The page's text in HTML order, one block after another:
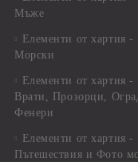
Мъже
Елементи от хартия -
Морски
Елементи от хартия
Врати, Прозорци,
Фенери
Елементи от хартия -
Пътешествия и Фото